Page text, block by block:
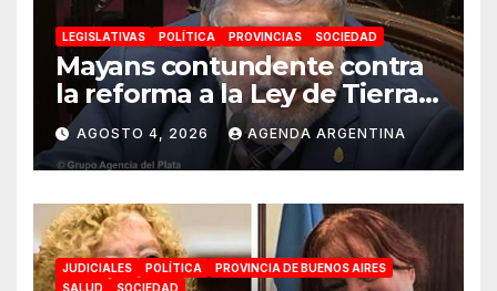
LEGISLATIVAS POLÍTICA PROVINCIAS SOCIEDAD
Mayans contundente contra
la reforma a la Ley de Tierras:
«Esta ley vende el país»
AGOSTO 4, 2026 AGENDA ARGENTINA
JUDICIALES POLÍTICA
PROVINCIA DE BUENOS AIRES
SALUD
SOCIEDAD